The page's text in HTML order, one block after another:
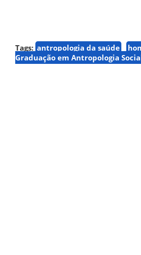
Tags: antropologia da saúde
Graduação em Antropologia